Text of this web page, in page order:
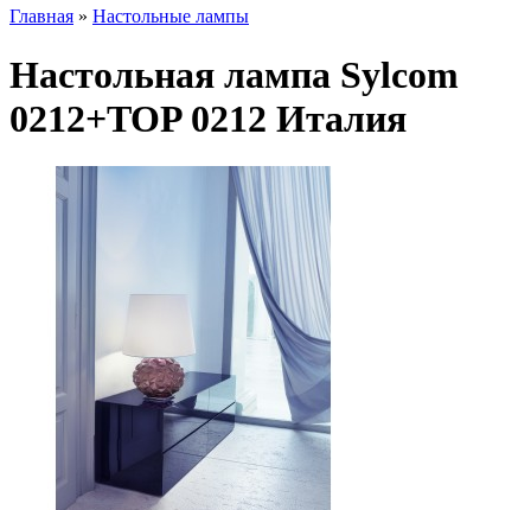
Главная » Настольные лампы
Настольная лампа Sylcom
0212+TOP 0212 Италия